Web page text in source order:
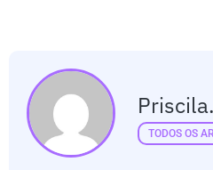
TODOS OS